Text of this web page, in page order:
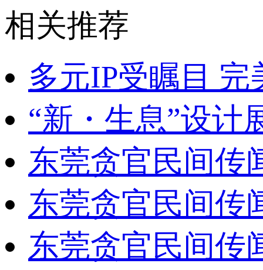
相关推荐
多元IP受瞩目
“新・生息”设
东莞贪官民间传
东莞贪官民间传
东莞贪官民间传